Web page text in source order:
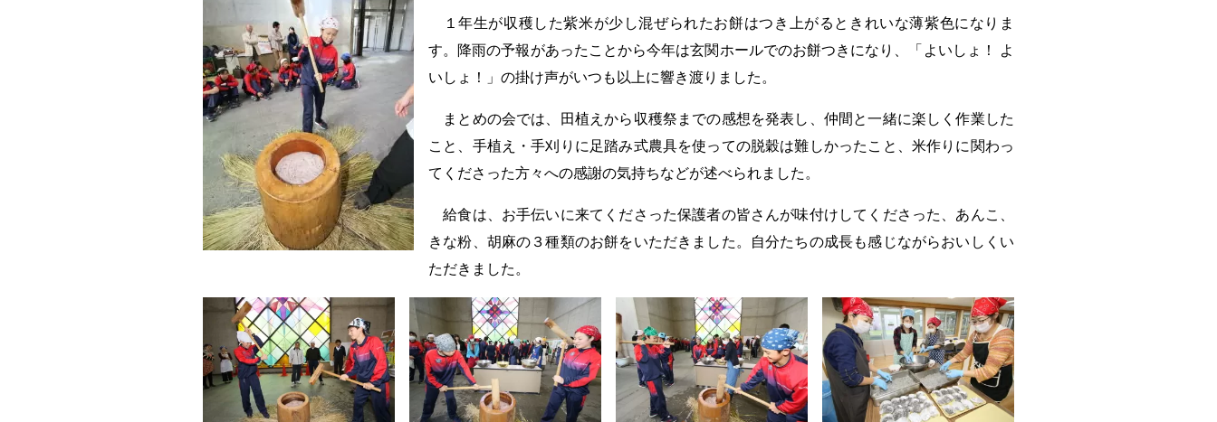
１年生が収穫した紫米が少し混ぜられたお餅はつき上がるときれいな薄紫色になりま
す。降雨の予報があったことから今年は玄関ホールでのお餅つきになり、「よいしょ！ よ
いしょ！」の掛け声がいつも以上に響き渡りました。
まとめの会では、田植えから収穫祭までの感想を発表し、仲間と一緒に楽しく作業した
こと、手植え・手刈りに足踏み式農具を使っての脱穀は難しかったこと、米作りに関わっ
てくださった方々への感謝の気持ちなどが述べられました。
給食は、お手伝いに来てくださった保護者の皆さんが味付けしてくださった、あんこ、
きな粉、胡麻の３種類のお餅をいただきました。自分たちの成長も感じながらおいしくい
ただきました。